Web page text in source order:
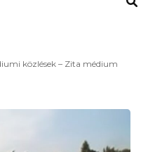
közlések – Zita médium